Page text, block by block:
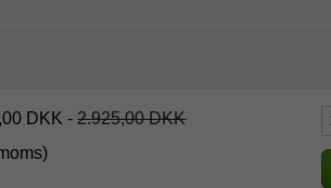
DKK -2.925,00 DKK